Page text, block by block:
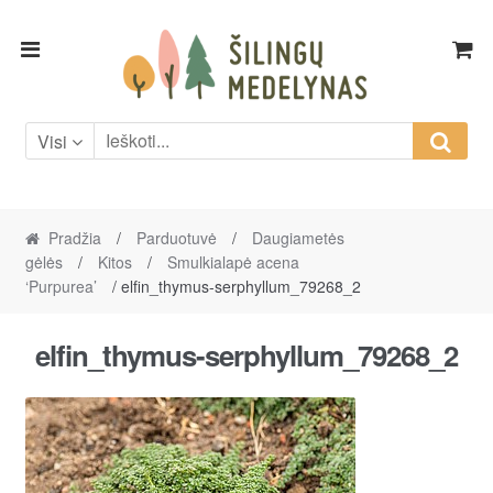
Skip
Skip
Visi
Pradžia / Parduotuvė /
Daugiametės
gėlės
/ Kitos /
Smulkialapė acena
‘Purpurea’
/ elfin_thymus-serphyllum_79268_2
elfin_thymus-serphyllum_79268_2